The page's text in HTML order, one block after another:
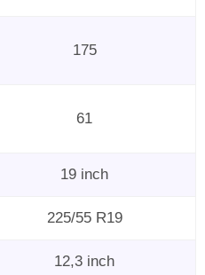
175
61
19 inch
225/55 R19
12,3 inch